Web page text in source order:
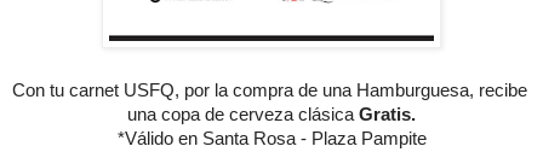
Con tu carnet USFQ, por la compra de una Hamburguesa, recibe
una copa de cerveza clásica Gratis.
*Válido en Santa Rosa - Plaza Pampite